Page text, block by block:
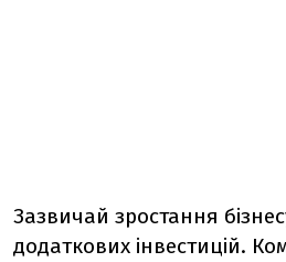
Зазвичай зростання
додаткових інвестицій.